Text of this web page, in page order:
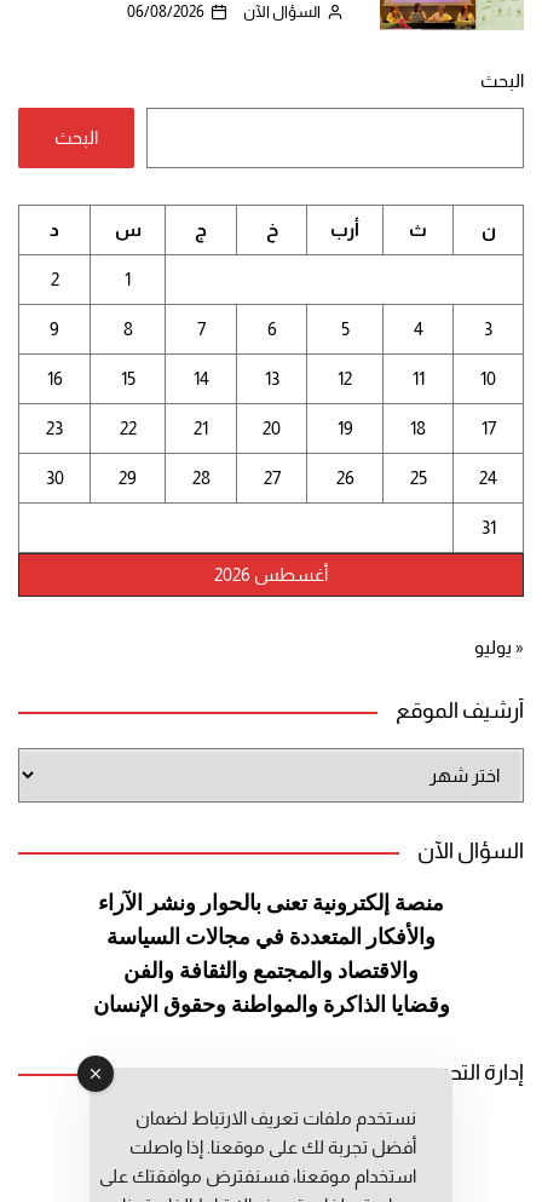
السؤال الآن 06/08/2026
البحث
البحث
أغسطس 2026
ن ث أرب خ ج س د
1
2
3
4
5
6
7
8
9
10
11
12
13
14
15
16
17
18
19
20
21
22
23
24
25
26
27
28
29
30
31
« يوليو
أرشيف الموقع
الموقع
السؤال الآن
منصة إلكترونية تعنى بالحوار ونشر الآراء
والأفكار المتعددة في مجالات السياسة
والاقتصاد والمجتمع والثقافة والفن
وقضايا الذاكرة والمواطنة وحقوق الإنسان
إدارة التحرير
رئيس التحرير: عبد الرحيم التوراني
رئيس التحرير المساعد: المعطي قبال
مديرة التحرير: فاطمة حوحو
نستخدم ملفات تعريف الارتباط لضمان
أفضل تجربة لك على موقعنا. إذا واصلت
استخدام موقعنا، فسنفترض موافقتك على